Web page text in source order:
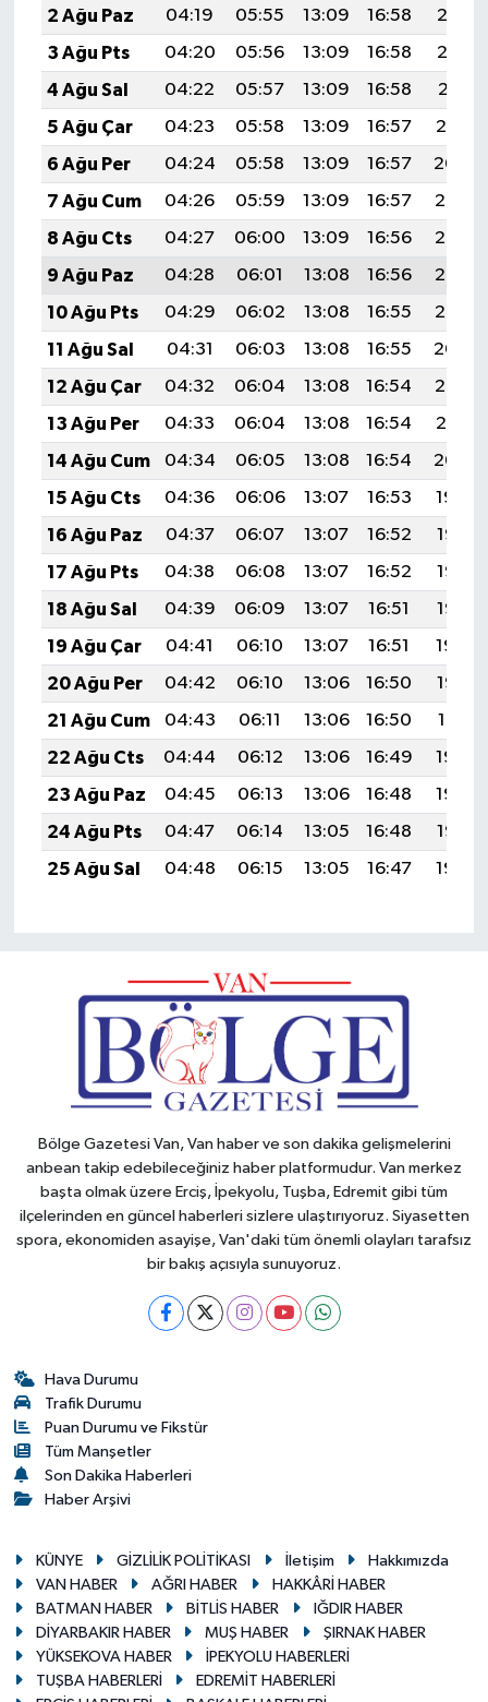
2 Ağu Paz
04:19 05:55 13:09 16:58
20:13
3 Ağu Pts
04:20 05:56 13:09 16:58
20:12
4 Ağu Sal
04:22 05:57 13:09 16:58
20:11
5 Ağu Çar
04:23 05:58 13:09 16:57
20:10
6 Ağu Per
04:24 05:58 13:09 16:57
20:09
7 Ağu Cum
04:26 05:59 13:09 16:57
20:08
8 Ağu Cts
04:27 06:00 13:09 16:56
20:07
9 Ağu Paz
04:28 06:01 13:08 16:56
20:06
10 Ağu Pts
04:29 06:02 13:08 16:55
20:05
11 Ağu Sal
04:31 06:03 13:08 16:55
20:04
12 Ağu Çar
04:32 06:04 13:08 16:54
20:02
13 Ağu Per
04:33 06:04 13:08 16:54
20:01
14 Ağu Cum
04:34 06:05 13:08 16:54
20:00
15 Ağu Cts
04:36 06:06 13:07 16:53
19:59
16 Ağu Paz
04:37 06:07 13:07 16:52
19:58
17 Ağu Pts
04:38 06:08 13:07 16:52
19:56
18 Ağu Sal
04:39 06:09 13:07 16:51
19:55
19 Ağu Çar
04:41 06:10 13:07 16:51
19:54
20 Ağu Per
04:42 06:10 13:06 16:50
19:52
21 Ağu Cum
04:43 06:11 13:06 16:50
19:51
22 Ağu Cts
04:44 06:12 13:06 16:49
19:50
23 Ağu Paz
04:45 06:13 13:06 16:48
19:48
24 Ağu Pts
04:47 06:14 13:05 16:48
19:47
25 Ağu Sal
04:48 06:15 13:05 16:47 19:45
Bölge Gazetesi Van, Van haber ve son dakika gelişmelerini
anbean takip edebileceğiniz haber platformudur. Van merkez
başta olmak üzere Erciş, İpekyolu, Tuşba, Edremit gibi tüm
ilçelerinden en güncel haberleri sizlere ulaştırıyoruz. Siyasetten
spora, ekonomiden asayişe, Van'daki tüm önemli olayları tarafsız
bir bakış açısıyla sunuyoruz.
Hava Durumu
Trafik Durumu
Puan Durumu ve Fikstür
Tüm Manşetler
Son Dakika Haberleri
Haber Arşivi
KÜNYE GİZLİLİK POLİTİKASI İletişim
Hakkımızda
VAN HABER
AĞRI HABER
HAKKÂRİ HABER
BATMAN HABER
BİTLİS HABER
IĞDIR HABER
DİYARBAKIR HABER
MUŞ HABER
ŞIRNAK HABER
YÜKSEKOVA HABER
İPEKYOLU HABERLERİ
TUŞBA HABERLERİ
EDREMİT HABERLERİ